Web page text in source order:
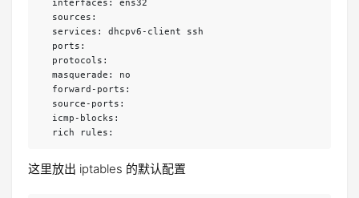
  rich rules:
这里放出 iptables 的默认配置